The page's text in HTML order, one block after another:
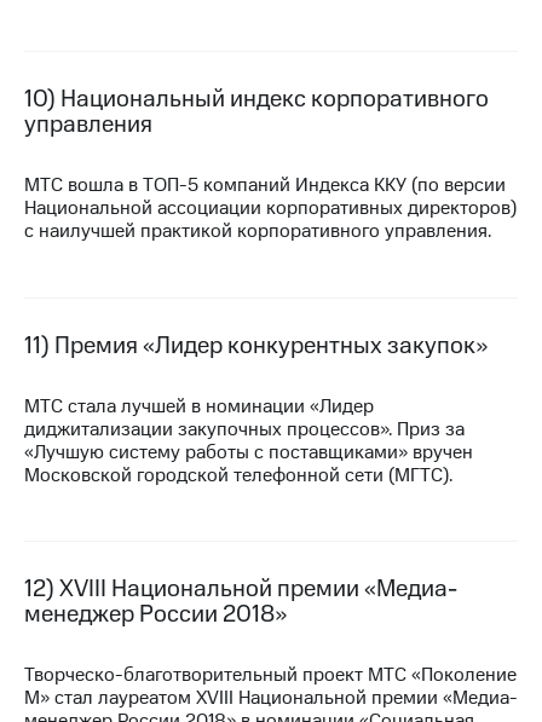
10) Национальный индекс корпоративного
управления
МТС вошла вТОП-5 компаний Индекса ККУ (по версии
Национальной ассоциации корпоративных директоров)
с наилучшей практикой корпоративного управления.
11) Премия «Лидер конкурентных закупок»
МТС стала лучшей в номинации «Лидер
диджитализации закупочных процессов». Приз за
«Лучшую систему работы с поставщиками» вручен
Московской городской телефонной сети (МГТС).
12) XVIII Национальной премии «Медиа-
менеджер России 2018»
Творческо-благотворительный проект МТС «Поколение
М» стал лауреатом XVIII Национальной премии «Медиа-